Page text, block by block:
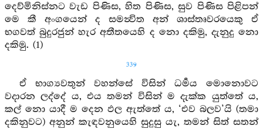
දෙව්මිනිස්නට වැඩ පිණිස, හිත පිණිස, සුව පිණිස පිළිපන්
මෙ කී අංගයෙන් ද සමන්‍විත අන් ශාස්තෘවරයෙකු ඒ
භගවත් බුදුරජුන් හැර අතීතයෙහි ද නො දකිමු, දැනුදු නො
දකිමු. (1)
339
ඒ භාග්‍යවතුන් වහන්සේ විසින් ධර්‍මය මොනොවට
වදාරන ලද්දේ ය, එය තමන් විසින් ම දැක්ක යුත්තේ ය,
කල් නො යාදී ම දෙන ඵල ඇත්තේ ය, ‘එව බලව’යි (තමා
දකිනුවට) අනුන් කැඳවනුයෙහි සුදුසු යැ, තමන් සිත් සතන්